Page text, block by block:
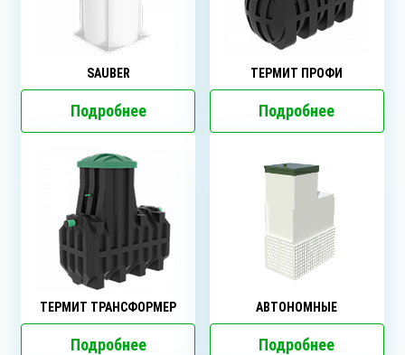
SAUBER
Подробнее
ТЕРМИТ ПРОФИ
Подробнее
ТЕРМИТ ТРАНСФОРМЕР
Подробнее
АВТОНОМНЫЕ
Подробнее